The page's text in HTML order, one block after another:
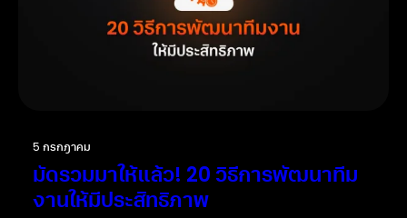
5 กรกฎาคม
มัดรวมมาให้แล้ว! 20 วิธีการพัฒนาทีม
งานให้มีประสิทธิภาพ